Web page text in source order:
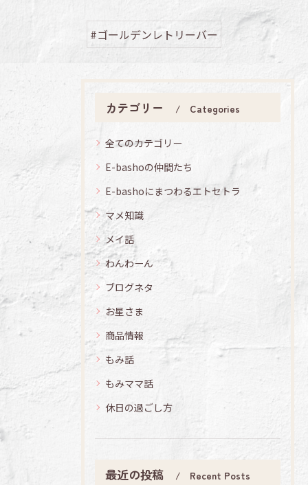
#ゴールデンレトリーバー
カテゴリー Categories
全てのカテゴリー
E-bashoの仲間たち
E-bashoにまつわるエトセトラ
マメ知識
メイ話
わんわーん
ブログネタ
お星さま
商品情報
もみ話
もみママ話
休日の過ごし方
最近の投稿 Recent Posts